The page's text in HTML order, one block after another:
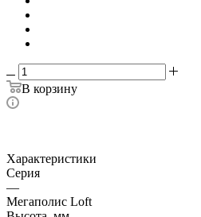
В корзину
Характеристики
Серия
—
Мегаполис Loft